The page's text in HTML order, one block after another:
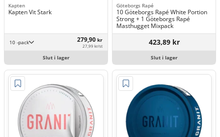
Kapten
Kapten Vit Stark
10 -pack 279,90 kr
27,99 kr/st
Slut i lager
Göteborgs Rapé
10 Göteborgs Rapé White Portion
Strong + 1 Göteborgs Rapé
Masthugget Mixpack
423,89 kr
Slut i lager